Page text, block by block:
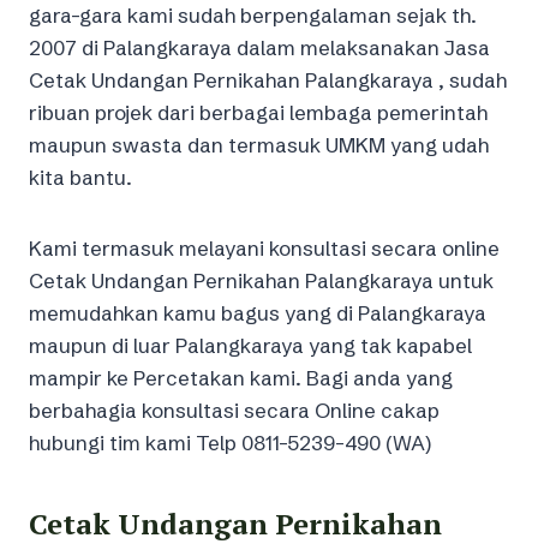
gara-gara kami sudah berpengalaman sejak th.
2007 di Palangkaraya dalam melaksanakan Jasa
Cetak Undangan Pernikahan Palangkaraya , sudah
ribuan projek dari berbagai lembaga pemerintah
maupun swasta dan termasuk UMKM yang udah
kita bantu.
Kami termasuk melayani konsultasi secara online
Cetak Undangan Pernikahan Palangkaraya untuk
memudahkan kamu bagus yang di Palangkaraya
maupun di luar Palangkaraya yang tak kapabel
mampir ke Percetakan kami. Bagi anda yang
berbahagia konsultasi secara Online cakap
hubungi tim kami Telp 0811-5239-490 (WA)
Cetak Undangan Pernikahan